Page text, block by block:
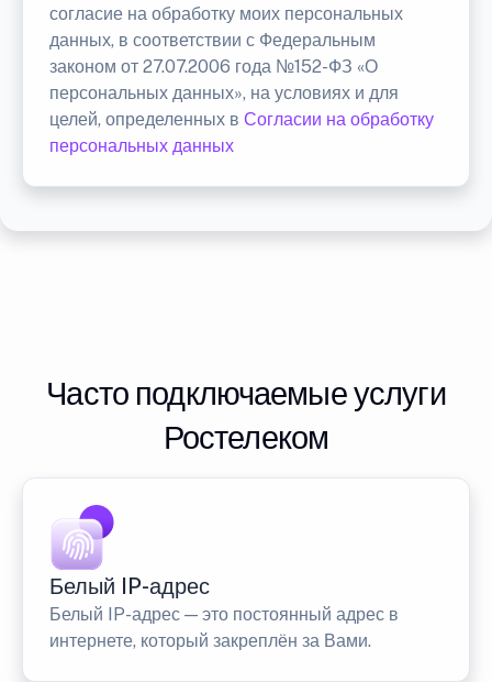
согласие на обработку моих персональных
данных, в соответствии с Федеральным
законом от 27.07.2006 года №152-ФЗ «О
персональных данных», на условиях и для
целей, определенных в Согласии на обработку
персональных данных
Часто подключаемые услуги
Ростелеком
Белый IP-адрес
Белый IP-адрес — это постоянный адрес в
интернете, который закреплён за Вами.